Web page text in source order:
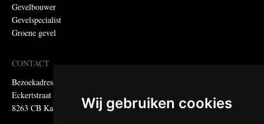
Wij gebruiken cookies
Gevelbouwer
Gevelspecialist
Groene gevel
CONTACT
Bezoekadres:
Eckertstraat 75
8263 CB Kampen